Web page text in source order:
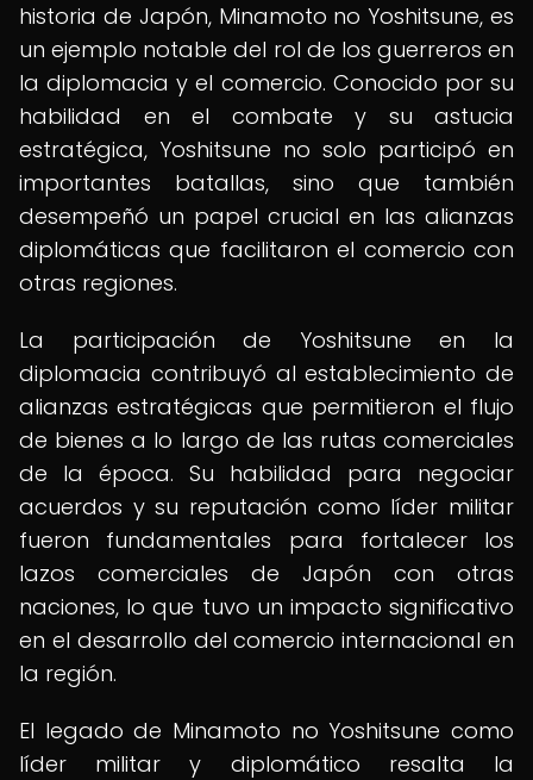
historia de Japón, Minamoto no Yoshitsune, es
un ejemplo notable del rol de los guerreros en
la diplomacia y el comercio. Conocido por su
habilidad en el combate y su astucia
estratégica, Yoshitsune no solo participó en
importantes batallas, sino que también
desempeñó un papel crucial en las alianzas
diplomáticas que facilitaron el comercio con
otras regiones.
La participación de Yoshitsune en la
diplomacia contribuyó al establecimiento de
alianzas estratégicas que permitieron el flujo
de bienes a lo largo de las rutas comerciales
de la época. Su habilidad para negociar
acuerdos y su reputación como líder militar
fueron fundamentales para fortalecer los
lazos comerciales de Japón con otras
naciones, lo que tuvo un impacto significativo
en el desarrollo del comercio internacional en
la región.
El legado de Minamoto no Yoshitsune como
líder militar y diplomático resalta la